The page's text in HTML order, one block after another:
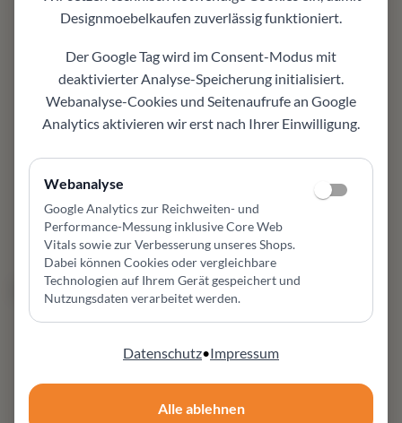
JORI
Monomove Relaxsessel
4.867,00 €*¹
3.590,00 € *¹
Caruzzo Black Edition –
Relaxsessel Plus mit Hocker
Fine & Nackenkissen
Jetzt Leolux Caruzzo Black
Edition Relaxsessel mit
Hocker & Nackenkissen bei
designmoebelkaufen.de
solange der Vorrat reicht!
3.680,00 €
1x sofort 1x sofort
Designmoebelkaufen zuverlässig funktioniert.
Der Google Tag wird im Consent-Modus mit
deaktivierter Analyse-Speicherung initialisiert.
Webanalyse-Cookies und Seitenaufrufe an Google
Analytics aktivieren wir erst nach Ihrer Einwilligung.
Webanalyse
Google Analytics zur Reichweiten- und
Performance-Messung inklusive Core Web
Vitals sowie zur Verbesserung unseres Shops.
Dabei können Cookies oder vergleichbare
Technologien auf Ihrem Gerät gespeichert und
Nutzungsdaten verarbeitet werden.
Datenschutz•Impressum
Alle ablehnen